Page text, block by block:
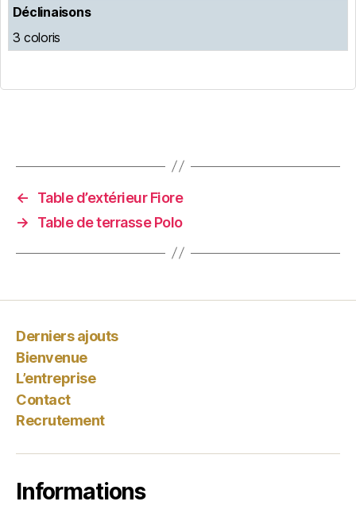
Déclinaisons
3 coloris
←
Table d’extérieur Fiore
→
Table de terrasse Polo
Derniers ajouts
Bienvenue
L’entreprise
Contact
Recrutement
Informations